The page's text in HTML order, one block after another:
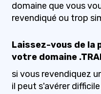
domaine que vous
revendiqué ou trop
Laissez-vous de la
votre domaine
si vous revendiquez
il peut s'avérer